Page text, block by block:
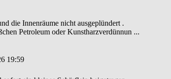
die Innenräume nicht ausgeplündert .
Petroleum oder Kunstharzverdünnun ...
19:59